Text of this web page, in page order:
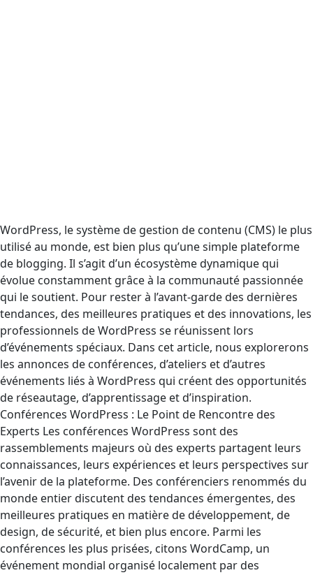
WordPress, le système de gestion de contenu (CMS) le plus
utilisé au monde, est bien plus qu’une simple plateforme
de blogging. Il s’agit d’un écosystème dynamique qui
évolue constamment grâce à la communauté passionnée
qui le soutient. Pour rester à l’avant-garde des dernières
tendances, des meilleures pratiques et des innovations, les
professionnels de WordPress se réunissent lors
d’événements spéciaux. Dans cet article, nous explorerons
les annonces de conférences, d’ateliers et d’autres
événements liés à WordPress qui créent des opportunités
de réseautage, d’apprentissage et d’inspiration.
Conférences WordPress : Le Point de Rencontre des
Experts Les conférences WordPress sont des
rassemblements majeurs où des experts partagent leurs
connaissances, leurs expériences et leurs perspectives sur
l’avenir de la plateforme. Des conférenciers renommés du
monde entier discutent des tendances émergentes, des
meilleures pratiques en matière de développement, de
design, de sécurité, et bien plus encore. Parmi les
conférences les plus prisées, citons WordCamp, un
événement mondial organisé localement par des